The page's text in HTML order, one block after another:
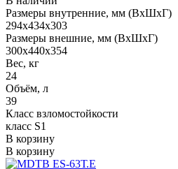
Размеры внутренние, мм (ВхШхГ)
294x434x303
Размеры внешние, мм (ВхШхГ)
300x440x354
Вес, кг
24
Объём, л
39
Класс взломостойкости
класс S1
В корзину
В корзину